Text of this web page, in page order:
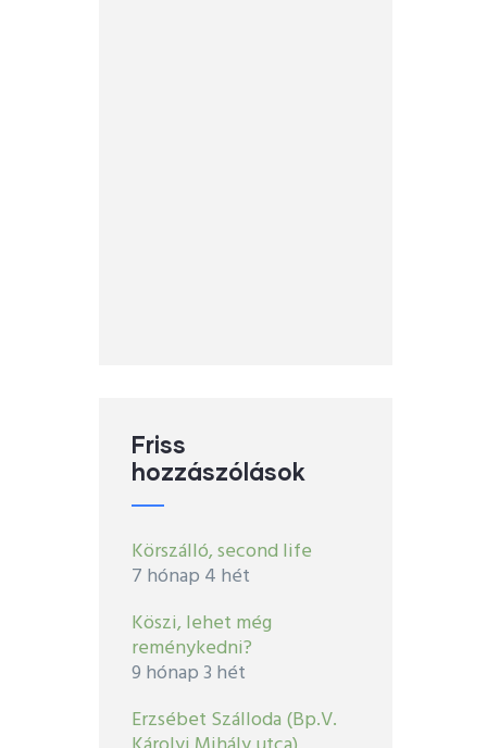
Friss
hozzászólások
Körszálló, second life
7 hónap 4 hét
Köszi, lehet még
reménykedni?
9 hónap 3 hét
Erzsébet Szálloda (Bp.V.